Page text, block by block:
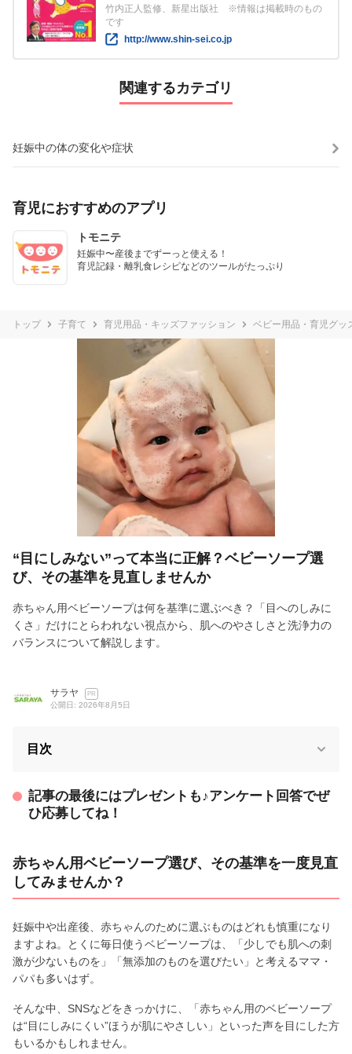
竹内正人監修、新星出版社 ※情報は掲載時のもの
です
http://www.shin-sei.co.jp
関連するカテゴリ
妊娠中の体の変化や症状
育児におすすめのアプリ
トモニテ
妊娠中〜産後までずーっと使える！
育児記録・離乳食レシピなどのツールがたっぷり
トップ 子育て 育児用品・キッズファッション ベビー用品・育児グッ
“目にしみない”って本当に正解？ベビーソープ選
び、その基準を見直しませんか
赤ちゃん用ベビーソープは何を基準に選ぶべき？「目へのしみに
くさ」だけにとらわれない視点から、肌へのやさしさと洗浄力の
バランスについて解説します。
サラヤ PR
公開日: 2026年8月5日
目次
記事の最後にはプレゼントも♪アンケート回答でぜ
ひ応募してね！
赤ちゃん用ベビーソープ選び、その基準を一度見直
してみませんか？
妊娠中や出産後、赤ちゃんのために選ぶものはどれも慎重になり
ますよね。とくに毎日使うベビーソープは、「少しでも肌への刺
激が少ないものを」「無添加のものを選びたい」と考えるママ・
パパも多いはず。
そんな中、SNSなどをきっかけに、「赤ちゃん用のベビーソープ
は“目にしみにくい”ほうが肌にやさしい」といった声を目にした方
もいるかもしれません。